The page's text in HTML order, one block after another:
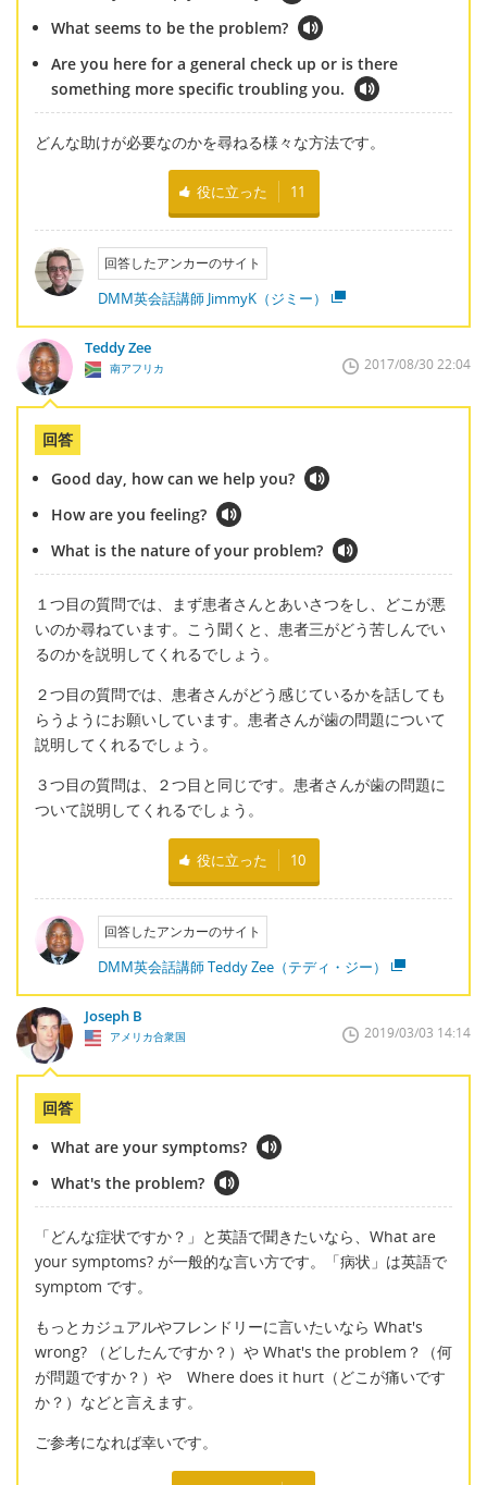
What seems to be the problem?
Are you here for a general check up or is there
something more specific troubling you.
どんな助けが必要なのかを尋ねる様々な方法です。
役に立った 11
回答したアンカーのサイト
DMM英会話講師 JimmyK（ジミー）
Teddy Zee
南アフリカ 2017/08/30 22:04
回答
Good day, how can we help you?
How are you feeling?
What is the nature of your problem?
１つ目の質問では、まず患者さんとあいさつをし、どこが悪
いのか尋ねています。こう聞くと、患者三がどう苦しんでい
るのかを説明してくれるでしょう。
２つ目の質問では、患者さんがどう感じているかを話しても
らうようにお願いしています。患者さんが歯の問題について
説明してくれるでしょう。
３つ目の質問は、２つ目と同じです。患者さんが歯の問題に
ついて説明してくれるでしょう。
役に立った 10
回答したアンカーのサイト
DMM英会話講師 Teddy Zee（テディ・ジー）
Joseph B
アメリカ合衆国 2019/03/03 14:14
回答
What are your symptoms?
What's the problem?
「どんな症状ですか？」と英語で聞きたいなら、What are
your symptoms? が一般的な言い方です。「病状」は英語で
symptom です。
もっとカジュアルやフレンドリーに言いたいなら What's
wrong? （どしたんですか？）や What's the problem？（何
が問題ですか？）や Where does it hurt（どこが痛いです
か？）などと言えます。
ご参考になれば幸いです。